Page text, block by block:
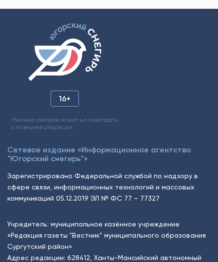
16+
Мнение авторов может не совпадать
с позицией редакции.
Сетевое издание «Информационное агентство
"Югорский снегирь"»
Зарегистрировано Федеральной службой по надзору в
сфере связи, информационных технологий и массовых
коммуникаций 05.12.2019 ЭЛ № ФС 77 – 77327
Учредитель: муниципальное казённое учреждение
«Редакция газеты "Вестник" муниципального образования
Сургутский район»
Адрес редакции: 628412, Ханты-Мансийский автономный